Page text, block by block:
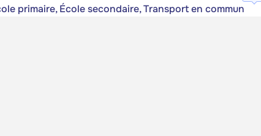
primaire, École secondaire, Transport en commun